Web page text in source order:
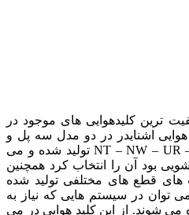
ترین کلیدهوایی های موجود در
هوایی اشنایدر در دو مدل سه پل و
چهار پل و در مدل های NT – NW – UR – MTZ تولید شده و می
بود آن را انتخاب کرد همچنین
های قطع های مختلفی تولید شده
می توان در سیستم هایی که نیاز به
می شوند. از این کلید هوایی در می